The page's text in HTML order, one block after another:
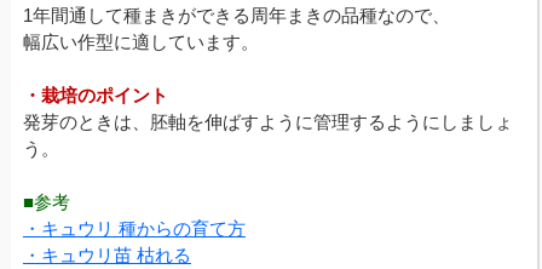
1年間通して種まきができる周年まきの品種なので、
幅広い作型に適しています。
・栽培のポイント
発芽のときは、胚軸を伸ばすように管理するようにしましょ
う。
■参考
・キュウリ 種からの育て方
・キュウリ苗 枯れる